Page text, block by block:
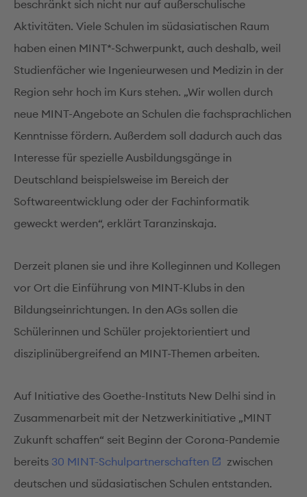
beschränkt sich nicht nur auf außerschulische
Aktivitäten. Viele Schulen im südasiatischen Raum
haben einen MINT*-Schwerpunkt, auch deshalb, weil
Studienfächer wie Ingenieurwesen und Medizin in der
Region sehr hoch im Kurs stehen. „Wir wollen durch
neue MINT-Angebote an Schulen die fachsprachlichen
Kenntnisse fördern. Außerdem soll dadurch auch das
Interesse für spezielle Ausbildungsgänge in
Deutschland beispielsweise im Bereich der
Softwareentwicklung oder der Fachinformatik
geweckt werden“, erklärt Taranzinskaja.
Derzeit planen sie und ihre Kolleginnen und Kollegen
vor Ort die Einführung von MINT-Klubs in den
Bildungseinrichtungen. In den AGs sollen die
Schülerinnen und Schüler projektorientiert und
disziplinübergreifend an MINT-Themen arbeiten.
Auf Initiative des Goethe-Instituts New Delhi sind in
Zusammenarbeit mit der Netzwerkinitiative „MINT
Zukunft schaffen“ seit Beginn der Corona-Pandemie
bereits 30 MINT-Schulpartnerschaften
zwischen
deutschen und südasiatischen Schulen entstanden.